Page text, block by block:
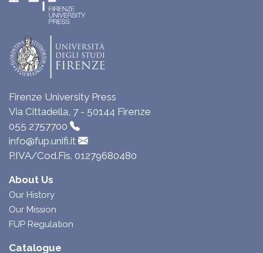
Firenze University Press
Via Cittadella, 7 - 50144 Firenze
055 2757700
info@fup.unifi.it
P.IVA/Cod.Fis. 01279680480
About Us
Our History
Our Mission
FUP Regulation
Catalogue